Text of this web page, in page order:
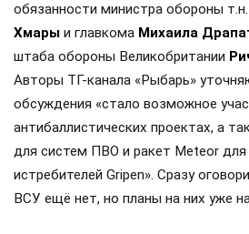
обязанности министра обороны
Хмары и главкома Михаила
штаба обороны Великобритании
Авторы ТГ-канала «Рыбарь»
обсуждения «стало возможное
антибаллистических проектах, а
для систем ПВО и ракет Meteor
истребителей Gripen». Сразу
ВСУ ещё нет, но планы на них уже